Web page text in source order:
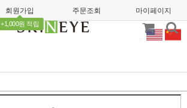
회원가입
+1,000원 적립
주문조회 마이페이지